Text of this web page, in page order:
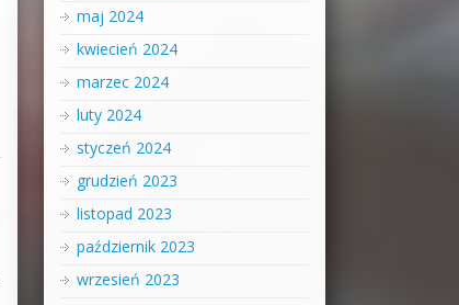
maj 2024
kwiecień 2024
marzec 2024
luty 2024
styczeń 2024
grudzień 2023
listopad 2023
październik 2023
wrzesień 2023